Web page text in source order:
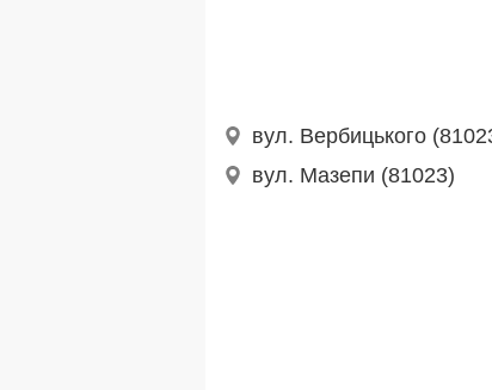
вул. Вербицького
вул. Мазепи (81023)